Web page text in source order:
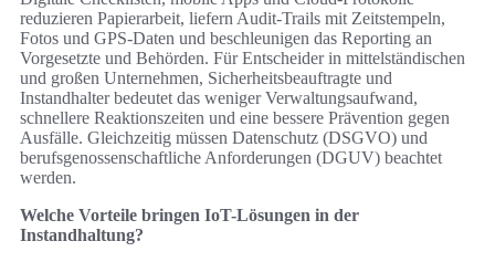
reduzieren Papierarbeit, liefern Audit-Trails mit Zeitstempeln,
Fotos und GPS-Daten und beschleunigen das Reporting an
Vorgesetzte und Behörden. Für Entscheider in mittelständischen
und großen Unternehmen, Sicherheitsbeauftragte und
Instandhalter bedeutet das weniger Verwaltungsaufwand,
schnellere Reaktionszeiten und eine bessere Prävention gegen
Ausfälle. Gleichzeitig müssen Datenschutz (DSGVO) und
berufsgenossenschaftliche Anforderungen (DGUV) beachtet
werden.
Welche Vorteile bringen IoT-Lösungen in der
Instandhaltung?